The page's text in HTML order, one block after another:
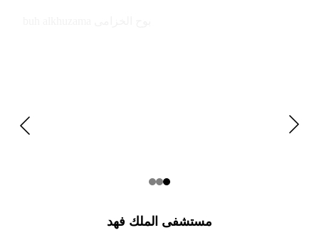
مستشفى الملك فهد